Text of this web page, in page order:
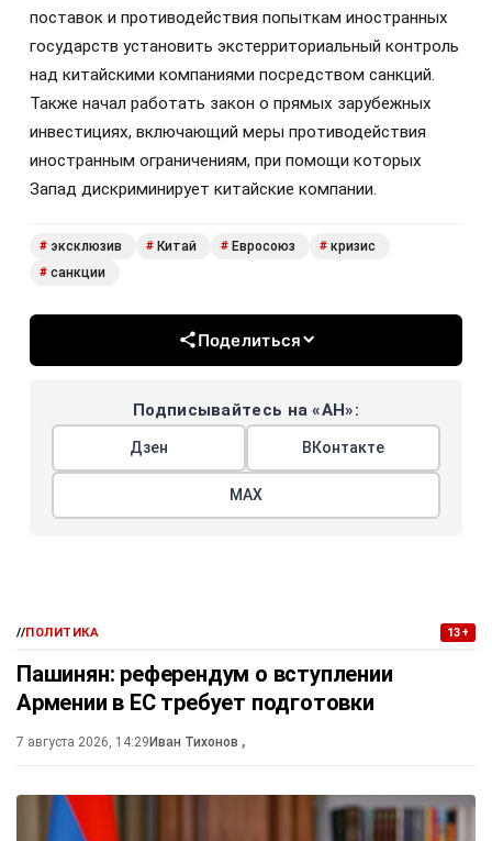
поставок и противодействия попыткам иностранных
государств установить экстерриториальный контроль
над китайскими компаниями посредством санкций.
Также начал работать закон о прямых зарубежных
инвестициях, включающий меры противодействия
иностранным ограничениям, при помощи которых
Запад дискриминирует китайские компании.
# эксклюзив # Китай # Евросоюз # кризис
# санкции
Поделиться
Подписывайтесь на «АН»:
Дзен ВКонтакте
МАХ
//ПОЛИТИКА 13+
Пашинян: референдум о вступлении
Армении в ЕС требует подготовки
7 августа 2026, 14:29 Иван Тихонов ,